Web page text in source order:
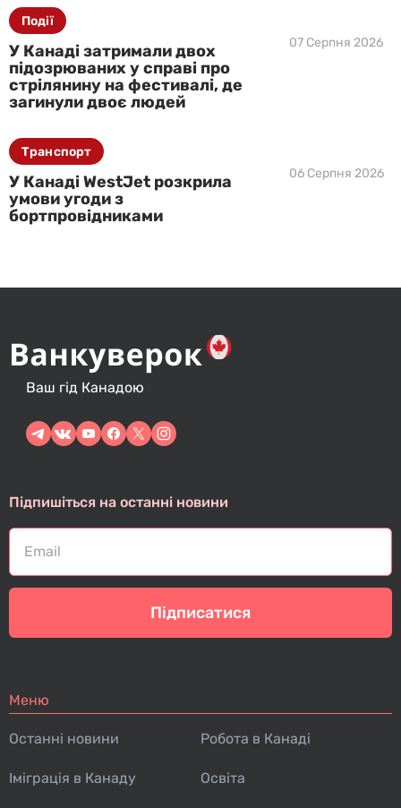
У Канаді затримали двох
підозрюваних у справі про
стрілянину на фестивалі, де
загинули двоє людей
07 Серпня 2026
Події
У Канаді WestJet розкрила
умови угоди з
бортпровідниками
06 Серпня 2026
Транспорт
Ваш гід Канадою
Підпишіться на останні новини
Підписатися
Меню
Останні новини
Іміграція в Канаду
Робота в Канаді
Освіта